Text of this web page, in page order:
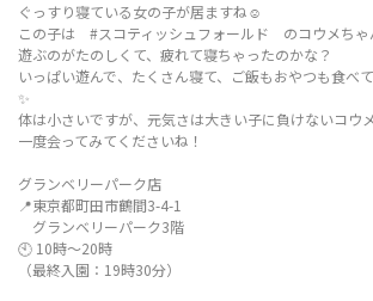
ぐっすり寝ている女の子が居ますね☺️
この子は #スコティッシュフォールド のコウメちゃ
遊ぶのがたのしくて、疲れて寝ちゃったのかな？
いっぱい遊んで、たくさん寝て、ご飯もおやつも食べ
✨
体は小さいですが、元気さは大きい子に負けないコウメ
一度会ってみてくださいね！
グランベリーパーク店
📍東京都町田市鶴間3-4-1
グランベリーパーク3階
🕙 10時～20時
（最終入園：19時30分）